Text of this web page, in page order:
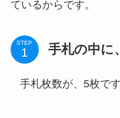
ているからです。
STEP 手札の中に
手札枚数が、5枚で